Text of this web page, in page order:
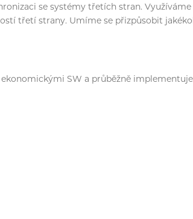
se systémy třetích stran.
třetí strany. Umíme se přizpůsobit
SW a průběžně